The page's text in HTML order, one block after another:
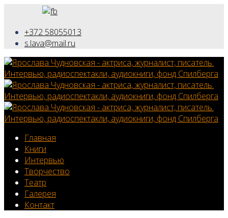
+372 58055013
s.lava@mail.ru
Главная
Книги
Интервью
Творчество
Театр
Галерея
Контакт